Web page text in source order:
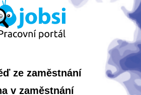
ze zaměstnání
v zaměstnání